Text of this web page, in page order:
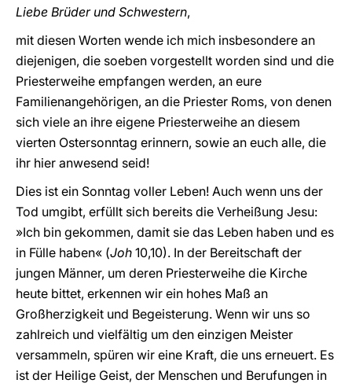
Liebe Brüder und Schwestern,
mit diesen Worten wende ich mich insbesondere an
diejenigen, die soeben vorgestellt worden sind und die
Priesterweihe empfangen werden, an eure
Familienangehörigen, an die Priester Roms, von denen
sich viele an ihre eigene Priesterweihe an diesem
vierten Ostersonntag erinnern, sowie an euch alle, die
ihr hier anwesend seid!
Dies ist ein Sonntag voller Leben! Auch wenn uns der
Tod umgibt, erfüllt sich bereits die Verheißung Jesu:
»Ich bin gekommen, damit sie das Leben haben und es
in Fülle haben« (Joh 10,10). In der Bereitschaft der
jungen Männer, um deren Priesterweihe die Kirche
heute bittet, erkennen wir ein hohes Maß an
Großherzigkeit und Begeisterung. Wenn wir uns so
zahlreich und vielfältig um den einzigen Meister
versammeln, spüren wir eine Kraft, die uns erneuert. Es
ist der Heilige Geist, der Menschen und Berufungen in